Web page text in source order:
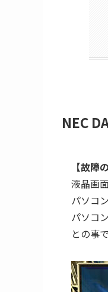
NEC
【故障
液晶画
パソコ
パソコ
との事